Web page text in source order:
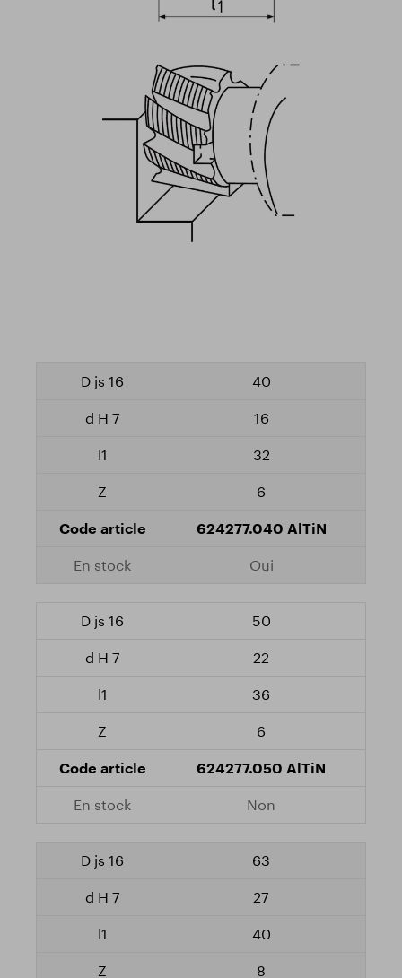
40
16
32
6
624277.040 AlTiN
Oui
50
22
36
6
624277.050 AlTiN
Non
63
27
40
8